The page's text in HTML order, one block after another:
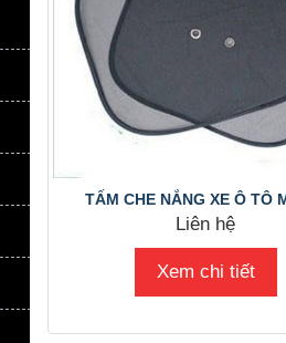
TẤM CHE NẮNG XE Ô TÔ
Liên hệ
Xem chi tiết